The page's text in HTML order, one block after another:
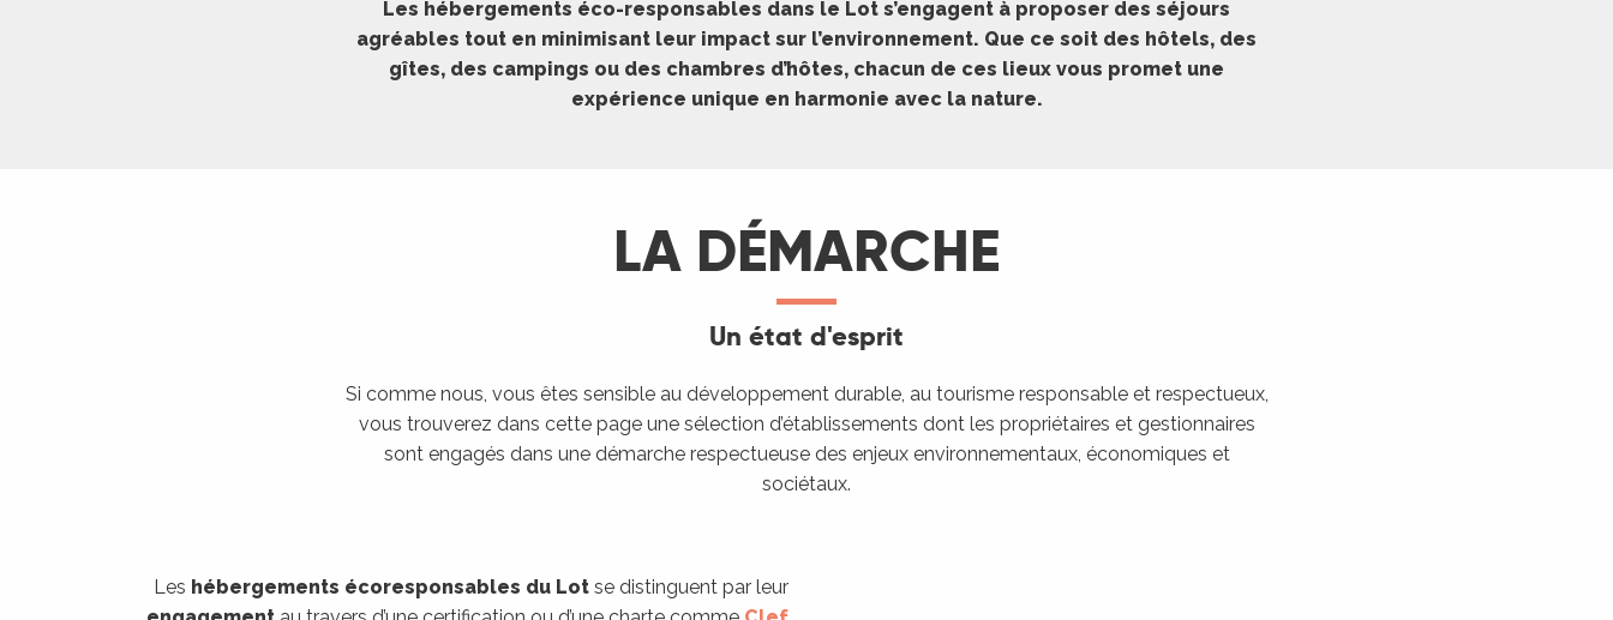
Les hébergements éco-responsables dans le Lot s’engagent à proposer des séjours
agréables tout en minimisant leur impact sur l’environnement. Que ce soit des hôtels, des
gîtes, des campings ou des chambres d’hôtes, chacun de ces lieux vous promet une
expérience unique en harmonie avec la nature.
LA DÉMARCHE
Un état d'esprit
Si comme nous, vous êtes sensible au développement durable, au tourisme responsable et respectueux,
vous trouverez dans cette page une sélection d’établissements dont les propriétaires et gestionnaires
sont engagés dans une démarche respectueuse des enjeux environnementaux, économiques et
sociétaux.
Les hébergements écoresponsables du Lot se distinguent par leur